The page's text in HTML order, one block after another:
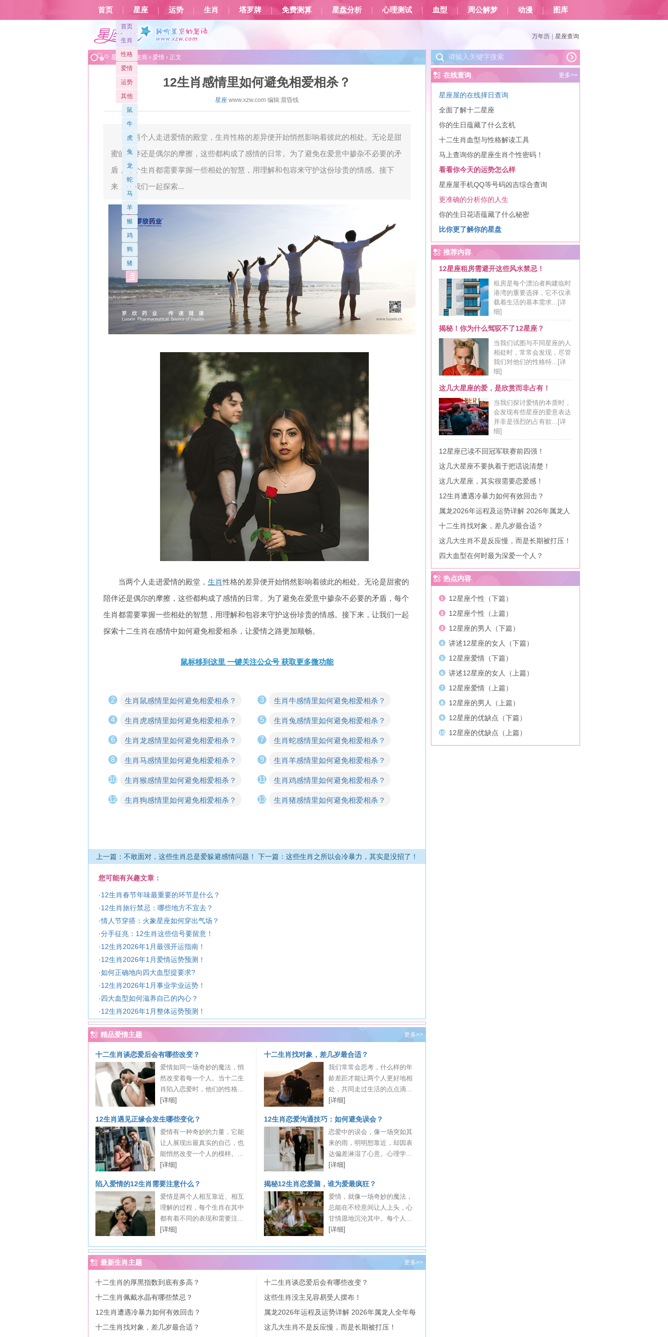
首页 星座 运势 生肖 塔罗牌 免费测算 星盘分析 心理测试 血型 周公解梦 动漫 图库
首页
生肖
性格
爱情
运势
其他
鼠
牛
虎
兔
龙
蛇
马
羊
猴
鸡
狗
猪
万年历 星座查询
星座屋> 生肖 › 爱情 › 正文
12生肖感情里如何避免相爱相杀？
星座 www.xzw.com 编辑:晨昏线
当两个人走进爱情的殿堂，生肖性格的差异便开始悄然影响着彼此的相处。无论是甜
蜜的陪伴还是偶尔的摩擦，这些都构成了感情的日常。为了避免在爱意中掺杂不必要的矛
盾，每个生肖都需要掌握一些相处的智慧，用理解和包容来守护这份珍贵的情感。接下
来，让我们一起探索...
当两个人走进爱情的殿堂， 生肖性格的差异便开始悄然影响着彼此的相处。无论是甜蜜的
陪伴还是偶尔的摩擦，这些都构成了感情的日常。为了避免在爱意中掺杂不必要的矛盾，每个
生肖都需要掌握一些相处的智慧，用理解和包容来守护这份珍贵的情感。接下来，让我们一起
探索十二生肖在感情中如何避免相爱相杀，让爱情之路更加顺畅。
鼠标移到这里 一键关注公众号 获取更多微功能
2 生肖鼠感情里如何避免相爱相杀？ 3 生肖牛感情里如何避免相爱相杀？
4 生肖虎感情里如何避免相爱相杀？ 5 生肖兔感情里如何避免相爱相杀？
6 生肖龙感情里如何避免相爱相杀？ 7 生肖蛇感情里如何避免相爱相杀？
8 生肖马感情里如何避免相爱相杀？ 9 生肖羊感情里如何避免相爱相杀？
10 生肖猴感情里如何避免相爱相杀？ 11 生肖鸡感情里如何避免相爱相杀？
12 生肖狗感情里如何避免相爱相杀？ 13 生肖猪感情里如何避免相爱相杀？
上一篇：不敢面对，这些生肖总是爱躲避感情问题！ 下一篇：这些生肖之所以会冷暴力，其实是没招了！
您可能有兴趣文章：
·12生肖春节年味最重要的环节是什么？
·12生肖旅行禁忌：哪些地方不宜去？
·情人节穿搭：火象星座如何穿出气场？
·分手征兆：12生肖这些信号要留意！
·12生肖2026年1月最强开运指南！
·12生肖2026年1月爱情运势预测！
·如何正确地向四大血型提要求?
·12生肖2026年1月事业学业运势！
·四大血型如何滋养自己的内心？
·12生肖2026年1月整体运势预测！
精品爱情主题 更多>>
十二生肖谈恋爱后会有哪些改变？
爱情如同一场奇妙的魔法，悄
然改变着每一个人。当十二生
肖陷入恋爱时，他们的性格...
[详细]
十二生肖找对象，差几岁最合适？
我们常常会思考，什么样的年
龄差距才能让两个人更好地相
处，共同走过生活的点点滴...
[详细]
12生肖遇见正缘会发生哪些变化？
爱情有一种奇妙的力量，它能
让人展现出最真实的自己，也
能悄然改变一个人的模样。...
[详细]
12生肖恋爱沟通技巧：如何避免误会？
恋爱中的误会，像一场突如其
来的雨，明明想靠近，却因表
达偏差淋湿了心意。心理学...
[详细]
陷入爱情的12生肖需要注意什么？
爱情是两个人相互靠近、相互
理解的过程，每个生肖在其中
都有着不同的表现和需要注...
[详细]
揭秘12生肖恋爱脑，谁为爱最疯狂？
爱情，就像一场奇妙的魔法，
总能在不经意间让人上头，心
甘情愿地沉沦其中。每个人...
[详细]
最新生肖主题 更多>>
十二生肖的厚黑指数到底有多高？
十二生肖谈恋爱后会有哪些改变？
十二生肖佩戴水晶有哪些禁忌？
这些生肖没主见容易受人摆布！
12生肖遭遇冷暴力如何有效回击？
属龙2026年运程及运势详解 2026年属龙人全年每
月运势
十二生肖找对象，差几岁最合适？ 这几大生肖不是反应慢，而是长期被打压！
更多>>
在线查询
星座屋的在线择日查询
全面了解十二星座
你的生日蕴藏了什么玄机
十二生肖血型与性格解读工具
马上查询你的星座生肖个性密码！
看看你今天的运势怎么样
星座屋手机QQ等号码凶吉综合查询
更准确的分析你的人生
你的生日花语蕴藏了什么秘密
比你更了解你的星盘
推荐内容
12星座租房需避开这些风水禁忌！
租房是每个漂泊者构建临时
港湾的重要选择，它不仅承
载着生活的基本需求... [详
细]
揭秘！你为什么驾驭不了12星座？
当我们试图与不同星座的人
相处时，常常会发现，尽管
我们对他们的性格特... [详
细]
这几大星座的爱，是欣赏而非占有！
当我们探讨爱情的本质时，
会发现有些星座的爱意表达
并非是强烈的占有欲... [详
细]
12星座已读不回冠军联赛前四强！
这几大星座不要执着于把话说清楚！
这几大星座，其实很需要恋爱感！
12生肖遭遇冷暴力如何有效回击？
属龙2026年运程及运势详解 2026年属龙人
全年每月运势
十二生肖找对象，差几岁最合适？
这几大生肖不是反应慢，而是长期被打压！
四大血型在何时最为深爱一个人？
热点内容
12星座个性（下篇）
12星座个性（上篇）
12星座的男人（下篇）
讲述12星座的女人（下篇）
12星座爱情（下篇）
讲述12星座的女人（上篇）
12星座爱情（上篇）
12星座的男人（上篇）
12星座的优缺点（下篇）
12星座的优缺点（上篇）